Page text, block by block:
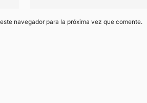
navegador para la próxima vez que comente.